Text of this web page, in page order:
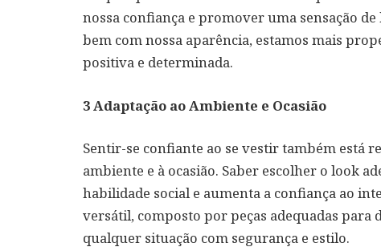
nossa confiança e promover uma sensação
bem com nossa aparência, estamos mais
positiva e determinada.
3Adaptação ao Ambiente e Ocasião
Sentir-se confiante ao se vestir também está
ambiente e à ocasião. Saber escolher o look
habilidade social e aumenta a confiança ao
versátil, composto por peças adequadas
qualquer situação com segurança e estilo.